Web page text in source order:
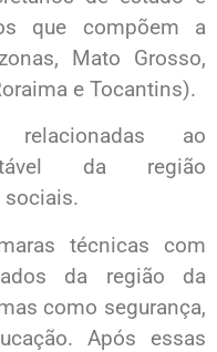
que compõem a
Mato Grosso,
e Tocantins).
ao
da região
sociais.
técnicas com
da região da
como segurança,
Após essas